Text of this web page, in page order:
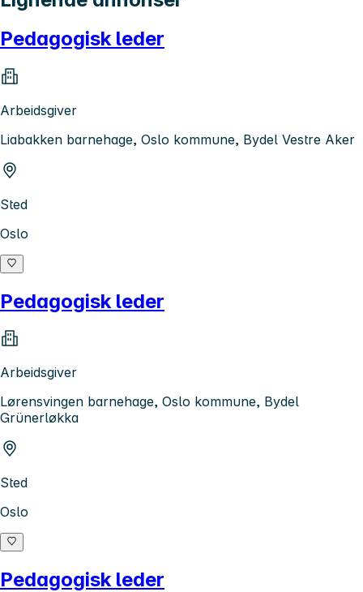
Pedagogisk leder
Arbeidsgiver
Liabakken barnehage, Oslo kommune, Bydel Vestre Aker
Sted
Oslo
Pedagogisk leder
Arbeidsgiver
Lørensvingen barnehage, Oslo kommune, Bydel
Grünerløkka
Sted
Oslo
Pedagogisk leder